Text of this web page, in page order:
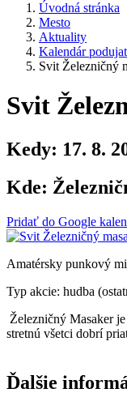
Úvodná stránka
Mesto
Aktuality
Kalendár
Svit Železničný
Svit
Kedy: 17. 8.
Kde:
Pridať do Google
Amatérsky punkový
Typ akcie: hudba
Železničný Masaker
stretnú všetci dobrí
Ďalšie